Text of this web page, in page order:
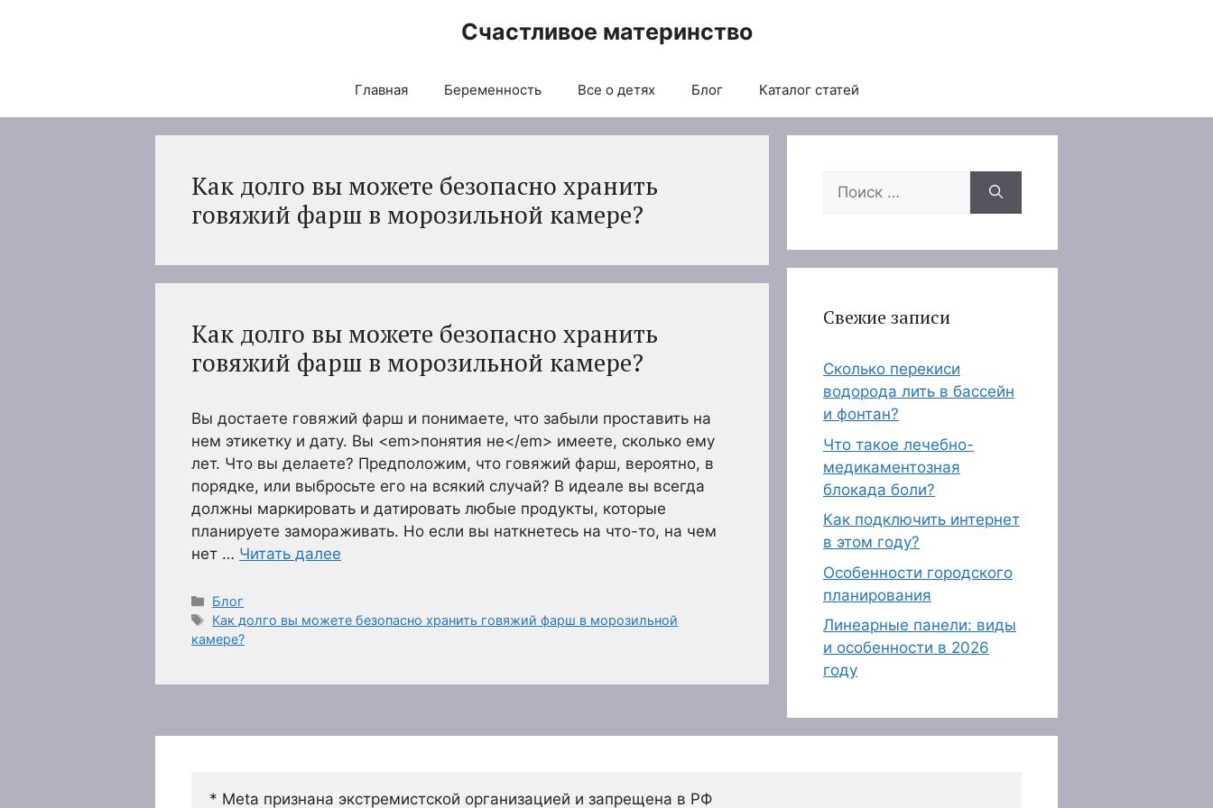
Счастливое материнство
Главная Беременность Все о детях Блог Каталог статей
Как долго вы можете безопасно хранить
говяжий фарш в морозильной камере?
Как долго вы можете безопасно хранить
говяжий фарш в морозильной камере?
Вы достаете говяжий фарш и понимаете, что забыли проставить на
нем этикетку и дату. Вы <em>понятия не</em> имеете, сколько ему
лет. Что вы делаете? Предположим, что говяжий фарш, вероятно, в
порядке, или выбросьте его на всякий случай? В идеале вы всегда
должны маркировать и датировать любые продукты, которые
планируете замораживать. Но если вы наткнетесь на что-то, на чем
нет … Читать далее
Рубрики
Блог
Метки
Как долго вы можете безопасно хранить говяжий фарш в морозильной
камере?
Поиск:
Свежие записи
Сколько перекиси
водорода лить в бассейн
и фонтан?
Что такое лечебно-
медикаментозная
блокада боли?
Как подключить интернет
в этом году?
Особенности городского
планирования
Линеарные панели: виды
и особенности в 2026
году
* Meta признана экстремистской организацией и запрещена в РФ